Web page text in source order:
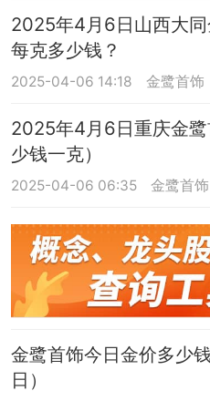
2025年4月6日山西大
每克多少钱？
2025-04-06 14:18 金鹭首饰
2025年4月6日重庆金
少钱一克）
2025-04-06 06:35 金鹭首饰
金鹭首饰今日金价多少
日）